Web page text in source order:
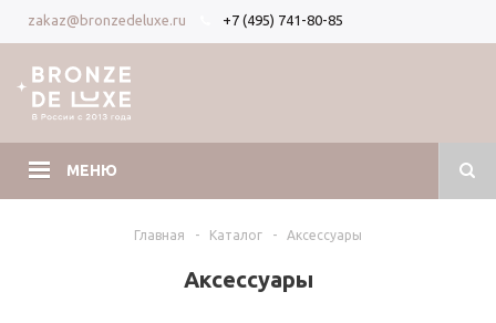
zakaz@bronzedeluxe.ru +7 (495) 741-80-85
МЕНЮ
Главная - Каталог - Аксессуары
Аксессуары